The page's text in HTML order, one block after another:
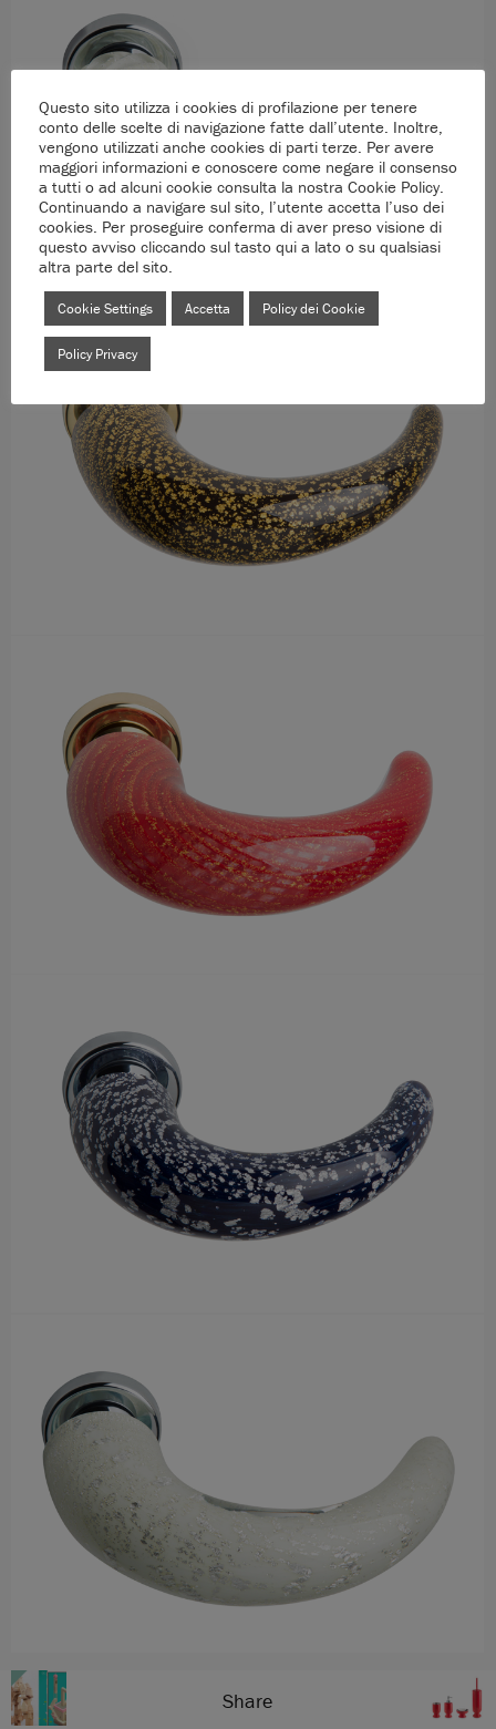
Share
Questo sito utilizza i cookies di profilazione per tenere
conto delle scelte di navigazione fatte dall’utente. Inoltre,
vengono utilizzati anche cookies di parti terze. Per avere
maggiori informazioni e conoscere come negare il consenso
a tutti o ad alcuni cookie consulta la nostra Cookie Policy.
Continuando a navigare sul sito, l’utente accetta l’uso dei
cookies. Per proseguire conferma di aver preso visione di
questo avviso cliccando sul tasto qui a lato o su qualsiasi
altra parte del sito.
Cookie Settings Accetta Policy dei Cookie
Policy Privacy